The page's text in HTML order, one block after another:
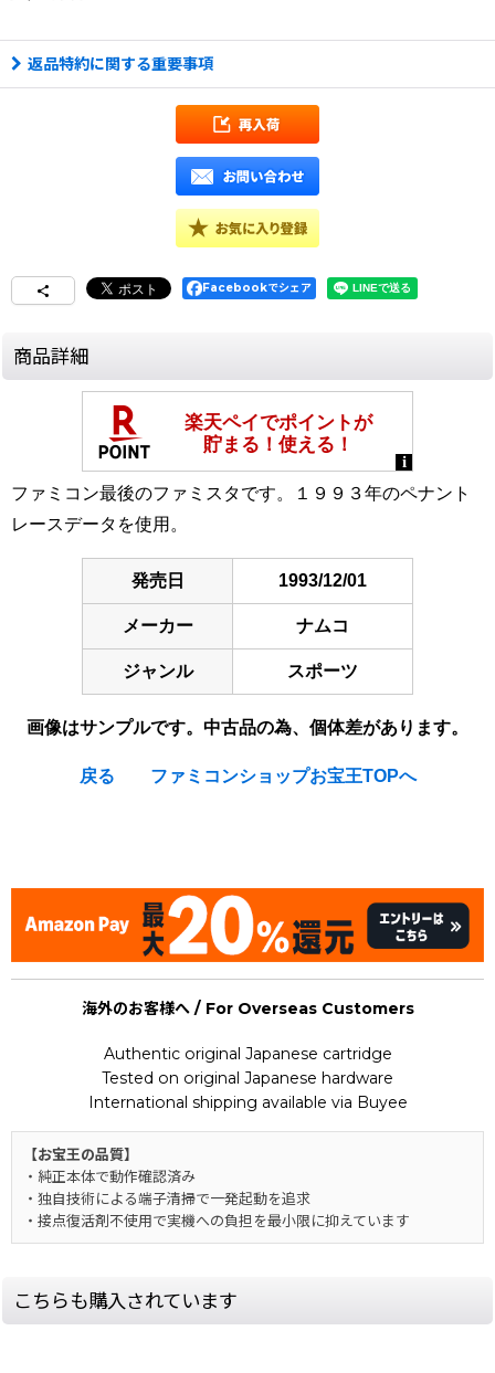
返品特約に関する重要事項
Facebookでシェア
商品詳細
ファミコン最後のファミスタです。１９９３年のペナント
レースデータを使用。
発売日 1993/12/01
メーカー ナムコ
ジャンル スポーツ
画像はサンプルです。中古品の為、個体差があります。
戻る ファミコンショップお宝王TOPへ
海外のお客様へ / For Overseas Customers
Authentic original Japanese cartridge
Tested on original Japanese hardware
International shipping available via Buyee
【お宝王の品質】
・純正本体で動作確認済み
・独自技術による端子清掃で一発起動を追求
・接点復活剤不使用で実機への負担を最小限に抑えています
こちらも購入されています